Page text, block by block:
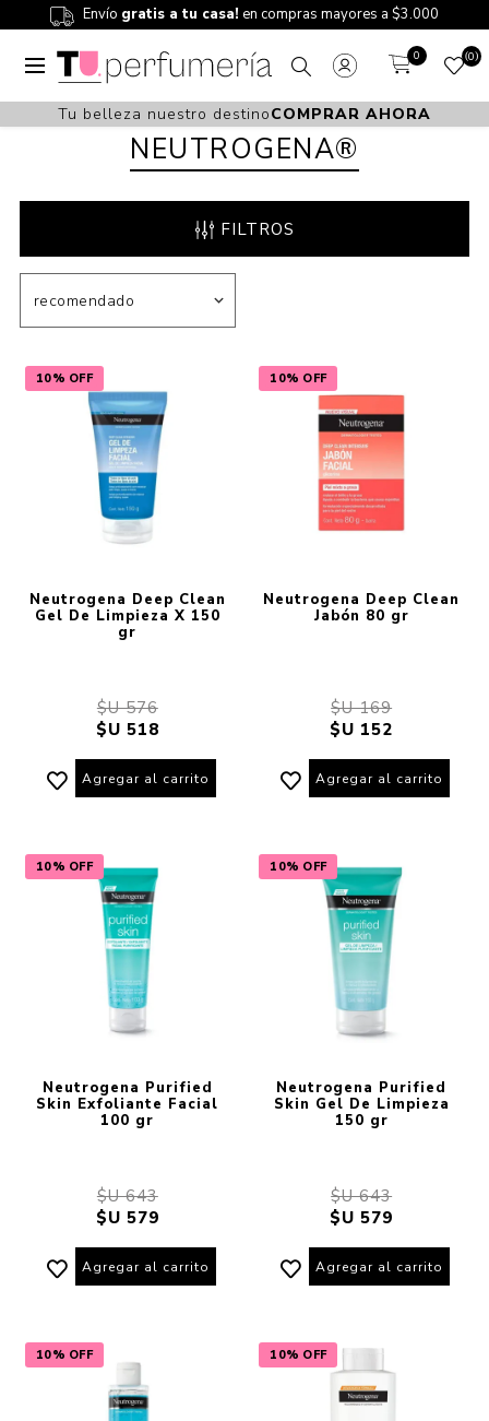
Envío gratis a tu casa! en compras mayores a $3.000
0 0
Tu belleza nuestro destinoCOMPRAR AHORA
NEUTROGENA®
FILTROS
10% OFF
Neutrogena Deep Clean
Gel De Limpieza X 150
gr
$U 576
$U 518
Agregar al carrito
10% OFF
Neutrogena Deep Clean
Jabón 80 gr
$U 169
$U 152
Agregar al carrito
10% OFF
Neutrogena Purified
Skin Exfoliante Facial
100 gr
$U 643
$U 579
Agregar al carrito
10% OFF
Neutrogena Purified
Skin Gel De Limpieza
150 gr
$U 643
$U 579
Agregar al carrito
10% OFF 10% OFF